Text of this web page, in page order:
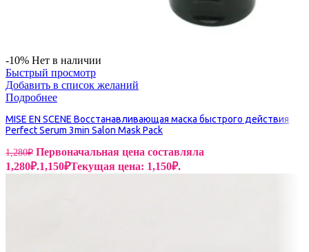
-10% Нет в наличии
Быстрый просмотр
Добавить в список желаний
Подробнее
MISE EN SCENE Восстанавливающая маска быстрого действия
Perfect Serum 3min Salon Mask Pack
1,280₽ Первоначальная цена составляла
1,280₽.1,150₽Текущая цена: 1,150₽.